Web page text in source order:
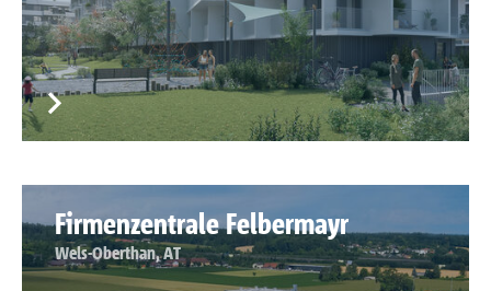
Firmenzentrale Felbermayr
Wels-Oberthan, AT